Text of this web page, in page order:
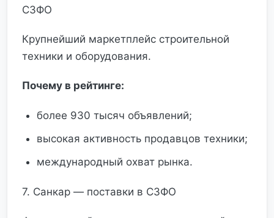
СЗФО
Крупнейший маркетплейс строительной
техники и оборудования.
Почему в рейтинге:
более 930 тысяч объявлений;
высокая активность продавцов техники;
международный охват рынка.
7. Санкар — поставки в СЗФО